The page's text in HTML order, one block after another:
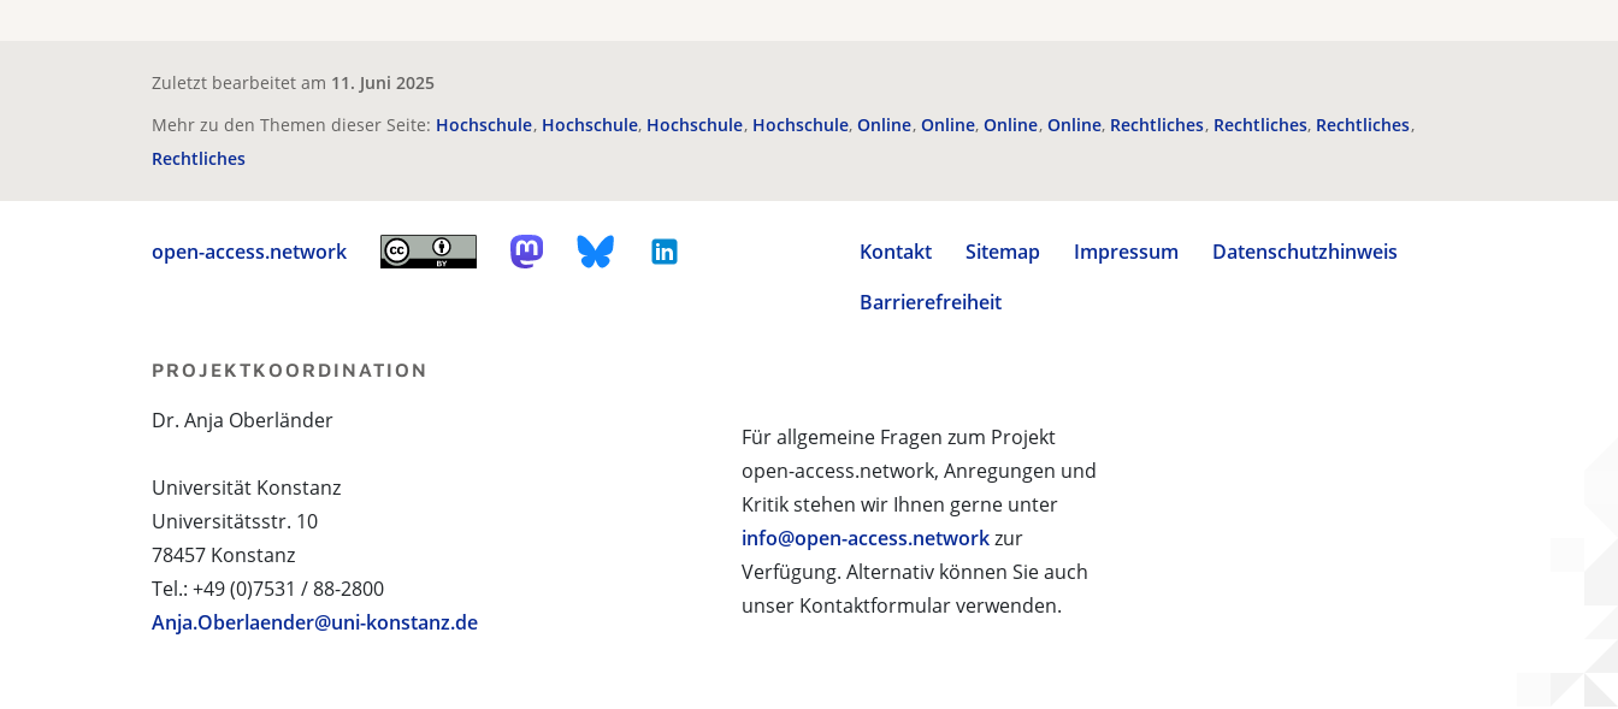
Zuletzt bearbeitet am 11. Juni 2025
Mehr zu den Themen dieser Seite: Hochschule Hochschule Hochschule Hochschule Online Online Online Online Rechtliches Rechtliches Rechtliches
Rechtliches
open-access.network Kontakt Sitemap Impressum
Datenschutzhinweis
Barrierefreiheit
Für allgemeine Fragen zum Projekt
open-access.network, Anregungen und
Kritik stehen wir Ihnen gerne unter
info@open-access.networkzur
Verfügung. Alternativ können Sie auch
unser Kontaktformular verwenden.
PROJEKTKOORDINATION
Dr. Anja Oberländer
Universität Konstanz
Universitätsstr. 10
78457 Konstanz
Tel.: +49 (0)7531 / 88-2800
Anja.Oberlaender@uni-konstanz.de